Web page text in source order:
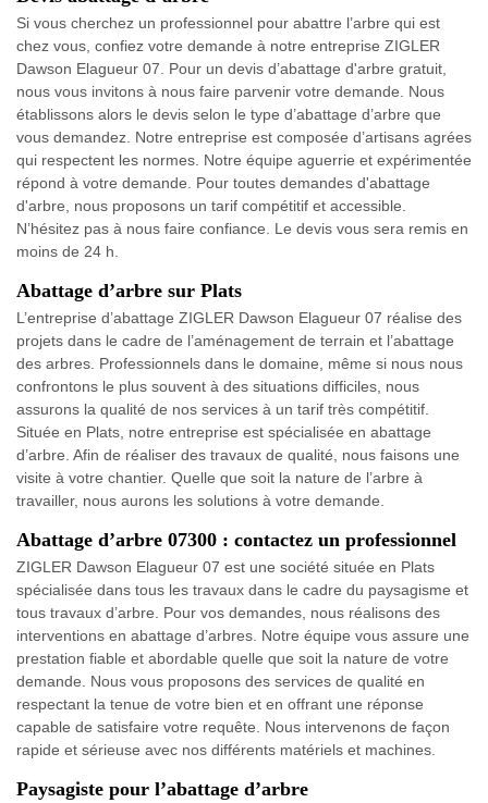
Si vous cherchez un professionnel pour abattre l’arbre qui est
chez vous, confiez votre demande à notre entreprise ZIGLER
Dawson Elagueur 07. Pour un devis d’abattage d'arbre gratuit,
nous vous invitons à nous faire parvenir votre demande. Nous
établissons alors le devis selon le type d’abattage d’arbre que
vous demandez. Notre entreprise est composée d’artisans agrées
qui respectent les normes. Notre équipe aguerrie et expérimentée
répond à votre demande. Pour toutes demandes d'abattage
d'arbre, nous proposons un tarif compétitif et accessible.
N’hésitez pas à nous faire confiance. Le devis vous sera remis en
moins de 24 h.
Abattage d’arbre sur Plats
L’entreprise d’abattage ZIGLER Dawson Elagueur 07 réalise des
projets dans le cadre de l’aménagement de terrain et l’abattage
des arbres. Professionnels dans le domaine, même si nous nous
confrontons le plus souvent à des situations difficiles, nous
assurons la qualité de nos services à un tarif très compétitif.
Située en Plats, notre entreprise est spécialisée en abattage
d’arbre. Afin de réaliser des travaux de qualité, nous faisons une
visite à votre chantier. Quelle que soit la nature de l’arbre à
travailler, nous aurons les solutions à votre demande.
Abattage d’arbre 07300 : contactez un professionnel
ZIGLER Dawson Elagueur 07 est une société située en Plats
spécialisée dans tous les travaux dans le cadre du paysagisme et
tous travaux d’arbre. Pour vos demandes, nous réalisons des
interventions en abattage d’arbres. Notre équipe vous assure une
prestation fiable et abordable quelle que soit la nature de votre
demande. Nous vous proposons des services de qualité en
respectant la tenue de votre bien et en offrant une réponse
capable de satisfaire votre requête. Nous intervenons de façon
rapide et sérieuse avec nos différents matériels et machines.
Paysagiste pour l’abattage d’arbre